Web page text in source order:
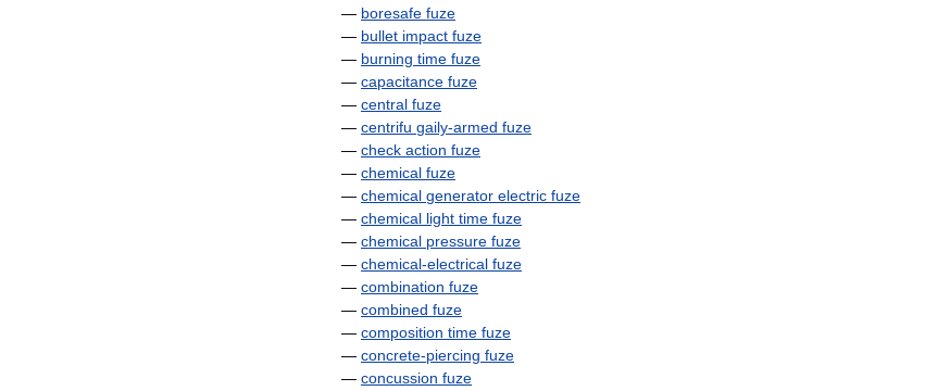
— boresafe fuze
— bullet impact fuze
— burning time fuze
— capacitance fuze
— central fuze
— centrifu gaily-armed fuze
— check action fuze
— chemical fuze
— chemical generator electric fuze
— chemical light time fuze
— chemical pressure fuze
— chemical-electrical fuze
— combination fuze
— combined fuze
— composition time fuze
— concrete-piercing fuze
— concussion fuze